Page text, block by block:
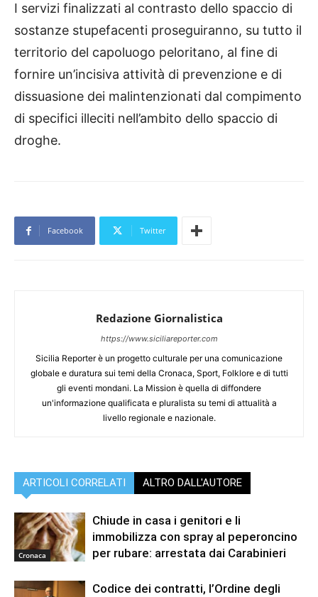
I servizi finalizzati al contrasto dello spaccio di
sostanze stupefacenti proseguiranno, su tutto il
territorio del capoluogo peloritano, al fine di
fornire un’incisiva attività di prevenzione e di
dissuasione dei malintenzionati dal compimento
di specifici illeciti nell’ambito dello spaccio di
droghe.
Facebook Twitter
Redazione Giornalistica
https://www.siciliareporter.com
Sicilia Reporter è un progetto culturale per una comunicazione
globale e duratura sui temi della Cronaca, Sport, Folklore e di tutti
gli eventi mondani. La Mission è quella di diffondere
un'informazione qualificata e pluralista su temi di attualità a
livello regionale e nazionale.
ARTICOLI CORRELATI ALTRO DALL'AUTORE
Cronaca
Chiude in casa i genitori e li
immobilizza con spray al peperoncino
per rubare: arrestata dai Carabinieri
Codice dei contratti, l’Ordine degli